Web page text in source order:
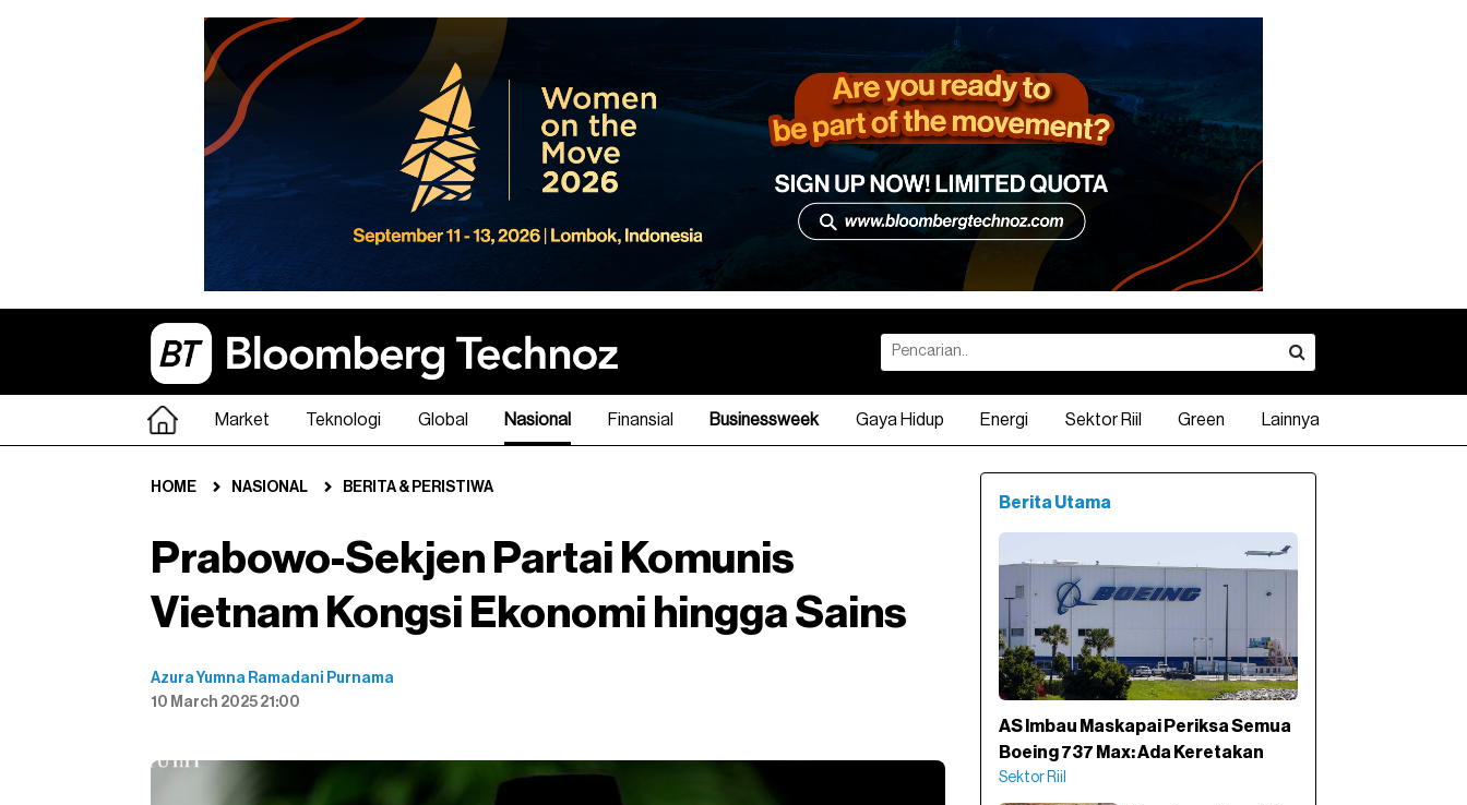
Market Teknologi Global Nasional Finansial Businessweek Gaya Hidup Energi Sektor Riil Green Lainnya
HOME NASIONAL BERITA & PERISTIWA
Prabowo-Sekjen Partai Komunis
Vietnam Kongsi Ekonomi hingga Sains
Azura Yumna Ramadani Purnama
10 March 2025 21:00
Berita Utama
AS Imbau Maskapai Periksa Semua
Boeing 737 Max: Ada Keretakan
Sektor Riil